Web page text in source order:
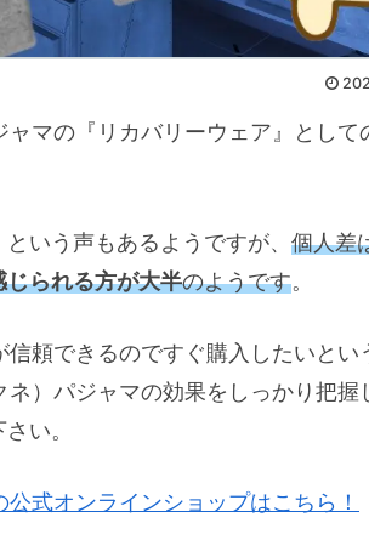
マの『リカバリーウェア』として
いう声もあるようですが、 個人差
られる方が大半のようです。
頼できるのですぐ購入したいとい
）パジャマの効果をしっかり把握
い。
式オンラインショップはこちら！